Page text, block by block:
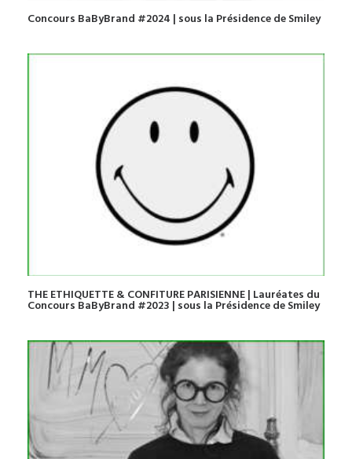
Concours BaByBrand #2024 | sous la Présidence de Smiley
THE ETHIQUETTE & CONFITURE PARISIENNE | Lauréates du
Concours BaByBrand #2023 | sous la Présidence de Smiley